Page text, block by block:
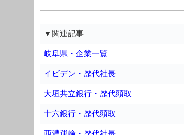
▼関連記事
岐阜県・企業一覧
イビデン・歴代社長
大垣共立銀行・歴代頭取
十六銀行・歴代頭取
西濃運輸・歴代社長